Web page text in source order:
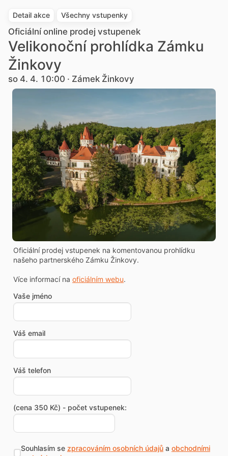
Detail akce Všechny vstupenky
Oficiální online prodej vstupenek
Velikonoční prohlídka Zámku
Žinkovy
so 4. 4. 10:00 · Zámek Žinkovy
Oficiální prodej vstupenek na komentovanou prohlídku
našeho partnerského Zámku Žinkovy.
Více informací na oficiálním webu.
Vaše jméno
Váš email
Váš telefon
(cena 350 Kč) - počet vstupenek:
Souhlasím se zpracováním osobních údajůa obchodními